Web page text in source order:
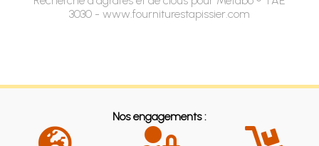
3030 - www.fourniturestapissier.com
Nos engagements :